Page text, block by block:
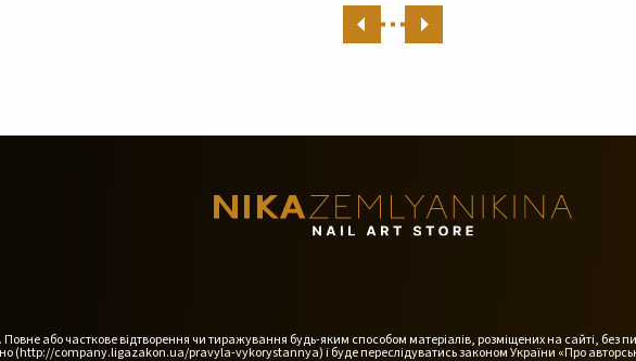
Повне або часткове відтворення чи тиражування будь-яким способом матеріалів, розміщених на сайті, без
(http://company.ligazakon.ua/pravyla-vykorystannya) і буде переслідуватись законом України «Про